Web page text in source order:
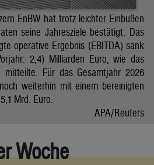
EnBW hat trotz leichter Einbußen
seine Jahresziele bestätigt. Das
operative Ergebnis (EBITDA) sank
2,4) Milliarden Euro, wie das
mitteilte. Für das Gesamtjahr 2026
weiterhin mit einem bereinigten
Mrd. Euro.
APA/Reuters
Woche